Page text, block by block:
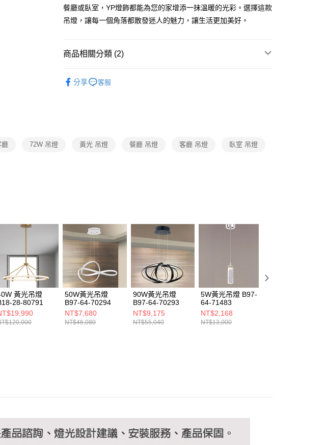
【關於「AFTEE先享後付」】
AFTEE先享後付是「在收到商品之後才付款」的支付方式。 讓您購物簡單
便利好安心！
３．安心：先確認商品／服務後，再付款。
１．於結帳方式選擇「AFTEE先享後付」後，將跳轉至「AFTEE先享後
付」結帳頁面，進行簡訊認證並確認金額後，即可完成結帳。
先享後付繳納相關費用。
２．關於個人資料處理事宜，請瀏覽以下網址：
https://aftee.tw/terms/#terms3
３．未成年的使用者請事先徵得法定代理人或監護人之同意方可使用
「AFTEE先享後付」，若未經同意申辦者引起之損失，本公司不負相關責
４．使用「AFTEE先享後付」時，將依據個別帳號之用戶狀況，依本公司
即時審查核予不同之上限額度；若仍有額度不足之情形，本公司將視審查
結果請求用戶進行身份認證。
５．嚴禁一人註冊多個帳號或使用他人資訊註冊。若發現惡意使用之情
形，恩沛科技股份有限公司將有權停止該用戶之使用額度並採取法律行
動。
ATM付款
每筆NT$180，滿NT$5,000(含以上)免運費
餐廳或臥室，YP燈飾都能為您的家增添一抹溫暖的光彩。選擇這款
吊燈，讓每一個角落都散發迷人的魅力，讓生活更加美好。
商品相關分類 (2)
分享 客服
廳 72W 吊燈 黃光 吊燈 餐廳 吊燈 客廳 吊燈 臥室 吊燈
黃光吊燈
28-80791
50W黃光吊燈
B97-64-70294
NT$7,680
NT$46,080
90W黃光吊燈
B97-64-70293
NT$9,175
NT$55,040
5W黃光吊燈 B97-
64-71483
NT$2,168
NT$13,000